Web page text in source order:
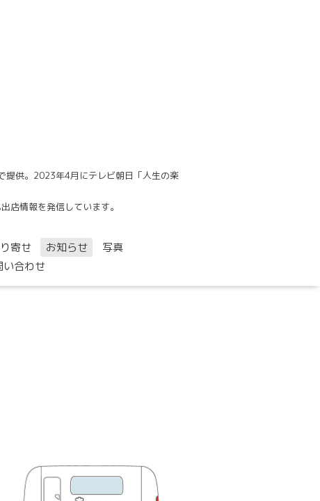
提供。2023年4月にテレビ朝日「人生の楽
店情報を発信しています。
寄せ お知らせ
写真
い合わせ